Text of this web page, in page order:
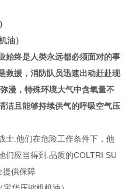
油）
始终是人类永远都必须面对的事
救援，消防队员迅速出动赶赴现
漫，特殊环境大气中含氧量不
洁且能够持续供气的呼吸空气压
士.他们在危险工作条件下，他
们应当得到.品质的COLTRI SU
提供保障